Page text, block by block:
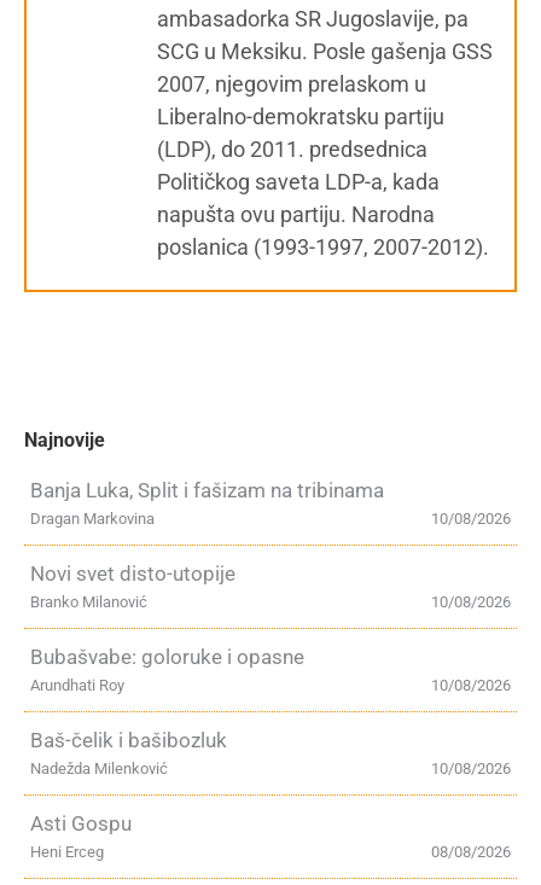
ambasadorka SR Jugoslavije, pa
SCG u Meksiku. Posle gašenja GSS
2007, njegovim prelaskom u
Liberalno-demokratsku partiju
(LDP), do 2011. predsednica
Političkog saveta LDP-a, kada
napušta ovu partiju. Narodna
poslanica (1993-1997, 2007-2012).
Najnovije
Banja Luka, Split i fašizam na tribinama
10/08/2026
Dragan Markovina
Novi svet disto-utopije
10/08/2026
Branko Milanović
Bubašvabe: goloruke i opasne
10/08/2026
Arundhati Roy
Baš-čelik i bašibozluk
10/08/2026
Nadežda Milenković
Asti Gospu
08/08/2026
Heni Erceg